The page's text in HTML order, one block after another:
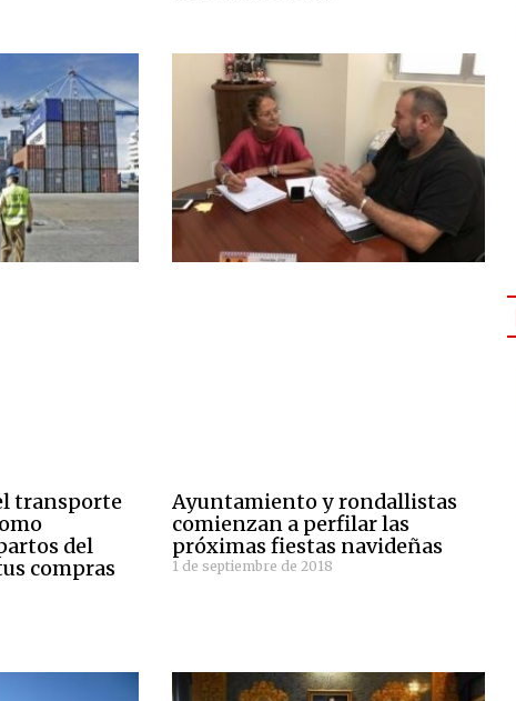
transporte
del
compras
Ayuntamiento y rondallistas
comienzan a perfilar las
próximas fiestas navideñas
1 de septiembre de 2018